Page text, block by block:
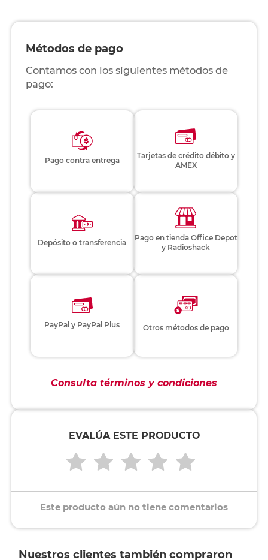
Métodos de pago
Contamos con los siguientes métodos de
pago:
Pago contra entrega
Tarjetas de crédito débito y
AMEX
Depósito o transferencia
Pago en tienda Office Depot
y Radioshack
PayPal y PayPal Plus Otros métodos de pago
Consulta términos y condiciones
EVALÚA ESTE PRODUCTO
Este producto aún no tiene comentarios
Nuestros clientes también compraron